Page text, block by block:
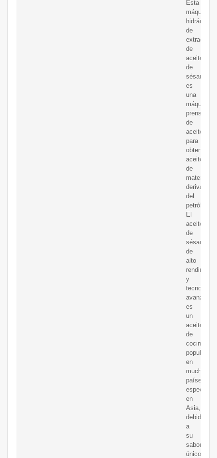
Esta
máquina
hidráulica
de
extracción
de
aceite
de
sésamo
es
una
máquina
prensadora
de
aceite
para
obtener
aceite
de
materiales
derivados
del
petróleo.
El
aceite
de
sésamo
de
alto
y
tecnología
avanzada
es
un
aceite
de
cocina
popular
en
muchos
países,
en
Asia,
debido
a
su
sabor
único